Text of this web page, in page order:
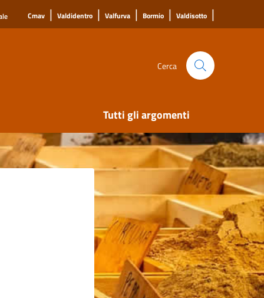
Cmav | Valdidentro | Valfurva | Bormio | Valdisotto |
Cerca
Tutti gli argomenti